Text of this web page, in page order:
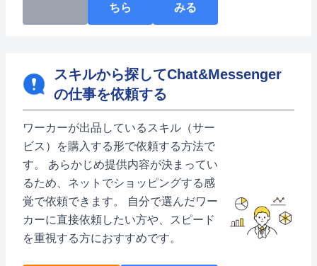
ちら
みる
スキルから探してChat&Messenger
の仕事を依頼する
ワーカーが出品しているスキル（サー
ビス）を購入する形で依頼する方法で
す。 あらかじめ提供内容が決まってい
るため、ネットでショッピングする感
覚で依頼できます。 自分で選んだワー
カーに直接依頼したい方や、スピード
を重視する方におすすめです。